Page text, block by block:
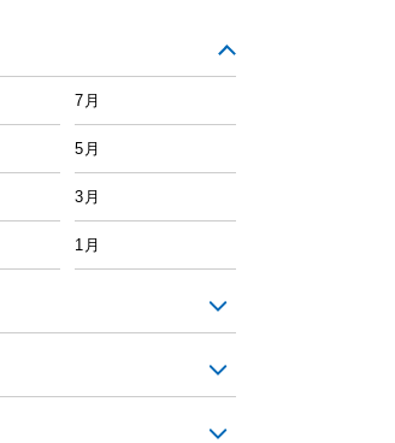
7月
5月
3月
1月